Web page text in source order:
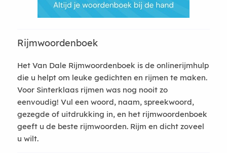
Rijmwoordenboek
Het Van Dale Rijmwoordenboek is de onlinerijmhulp
die u helpt om leuke gedichten en rijmen te maken.
Voor Sinterklaas rijmen was nog nooit zo
eenvoudig! Vul een woord, naam, spreekwoord,
gezegde of uitdrukking in, en het rijmwoordenboek
geeft u de beste rijmwoorden. Rijm en dicht zoveel
u wilt.